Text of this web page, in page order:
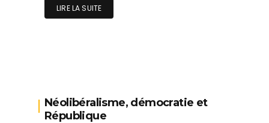
LIRE LA SUITE
Néolibéralisme, démocratie et
République